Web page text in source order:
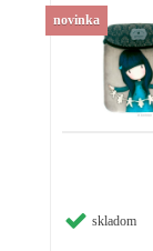
skladom
novinka